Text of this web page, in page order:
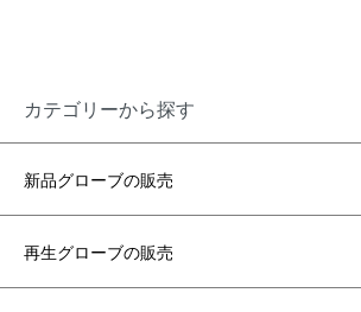
カテゴリーから探す
新品グローブの販売
再生グローブの販売